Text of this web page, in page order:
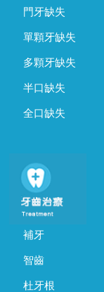
門牙缺失
單顆牙缺失
多顆牙缺失
半口缺失
全口缺失
補牙
智齒
杜牙根